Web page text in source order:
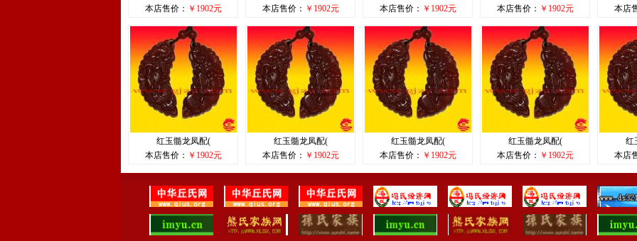
本店售价： ￥1902元
本店售价： ￥1902元
本店售价： ￥1902元
本店售价： ￥1902元
本店
红玉髓龙凤配(
本店售价： ￥1902元
红玉髓龙凤配(
本店售价： ￥1902元
红玉髓龙凤配(
本店售价： ￥1902元
红玉髓龙凤配(
本店售价： ￥1902元
红
本店